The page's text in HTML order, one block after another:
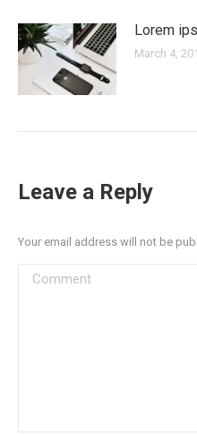
Lorem
March 4,
Leave a Reply
Your email address will not be
Comment